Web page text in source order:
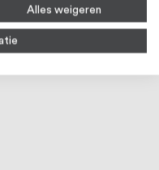
Alles weigeren